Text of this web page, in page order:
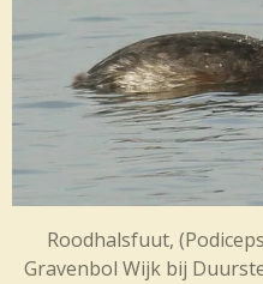
Roodhalsfuut,
Gravenbol Wijk bij